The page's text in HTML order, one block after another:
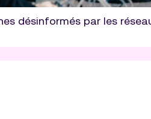
désinformés par les